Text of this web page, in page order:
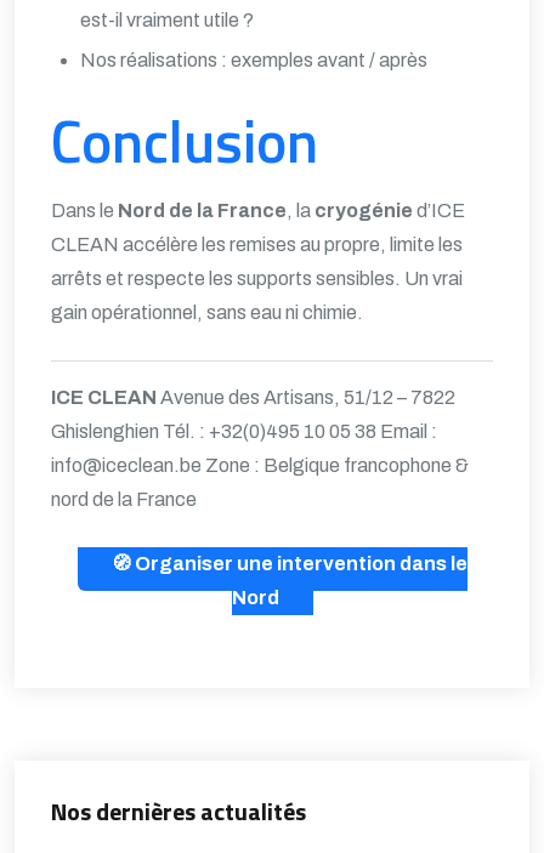
est-il vraiment utile ?
Nos réalisations : exemples avant / après
Conclusion
Dans le Nord de la France, la cryogénie d’ICE
CLEAN accélère les remises au propre, limite les
arrêts et respecte les supports sensibles. Un vrai
gain opérationnel, sans eau ni chimie.
ICE CLEAN Avenue des Artisans, 51/12 – 7822
Ghislenghien Tél. : +32(0)495 10 05 38 Email :
info@iceclean.be Zone : Belgique francophone &
nord de la France
🧭 Organiser une intervention dans le
Nord
Nos dernières actualités